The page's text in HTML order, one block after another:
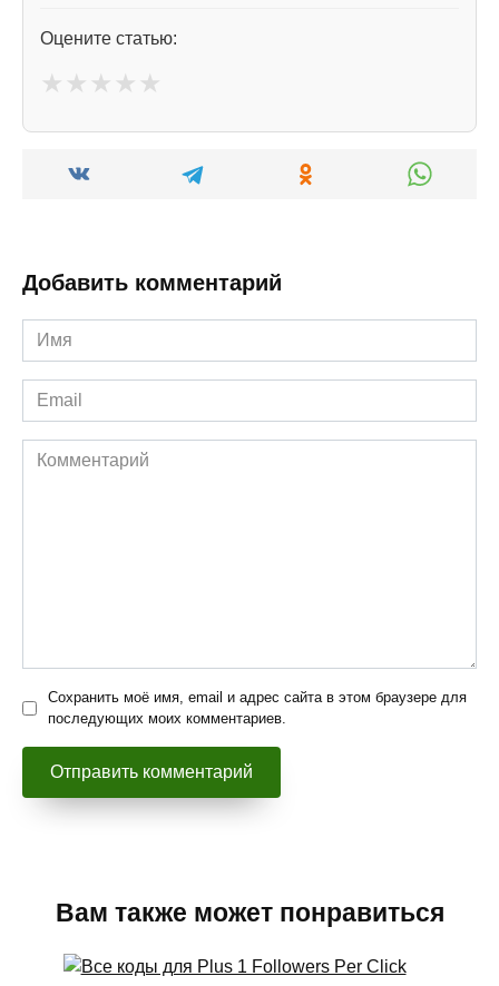
Оцените статью:
★ ★ ★ ★ ★
Добавить комментарий
Имя
*
Email
*
Комментарий
Сохранить моё имя, email и адрес сайта в этом браузере для
последующих моих комментариев.
Вам также может понравиться